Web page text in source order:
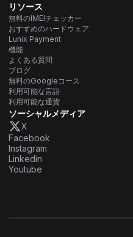
リソース
無料のIMEIチェッカー
おすすめのハードウェア
Lunix Payment
機能
よくある質問
ブログ
無料のGoogleコース
利用可能な言語
利用可能な通貨
ソーシャルメディア
X
Facebook
Instagram
Linkedin
Youtube